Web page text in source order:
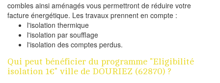
combles ainsi aménagés vous permettront de réduire votre
facture énergétique. Les travaux prennent en compte :
l'isolation thermique
l'isolation par soufflage
l'isolation des comptes perdus.
Qui peut bénéficier du programme "Eligibilité
isolation 1€" ville de DOURIEZ (62870) ?